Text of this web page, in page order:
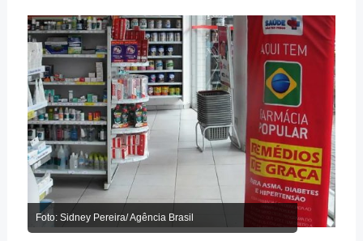
Foto: Sidney Pereira/ Agência Brasil